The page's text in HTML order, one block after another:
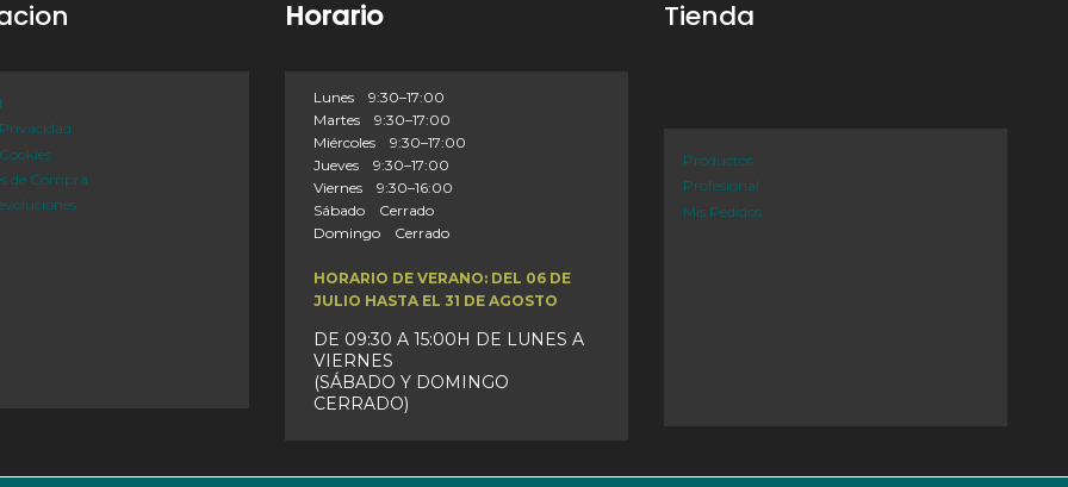
de Compra
Horario
Lunes 9:30–17:00
Martes 9:30–17:00
Miércoles 9:30–17:00
Jueves 9:30–17:00
Viernes 9:30–16:00
Sábado Cerrado
Domingo Cerrado
HORARIO DE VERANO: DEL 06 DE
JULIO HASTA EL 31 DE AGOSTO
DE 09:30 A 15:00H DE LUNES A
VIERNES
(SÁBADO Y DOMINGO
CERRADO)
Tienda
Productos
Profesional
Mis Pedidos